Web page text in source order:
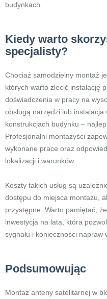
budynkach.
Kiedy warto
specjalisty?
Chociaż samodzielny montaż
których warto zlecić instalację
doświadczenia w pracy na
obsługą narzędzi lub
konstrukcjach budynku –
Profesjonalni montażyści
wykonane prace oraz
lokalizacji i warunków.
Koszty takich usług są
dostępu do miejsca montażu,
przystępne. Warto pamiętać,
inwestycja na lata, która
sygnału i konieczności napraw
Podsumowując
Montaż anteny satelitarnej w